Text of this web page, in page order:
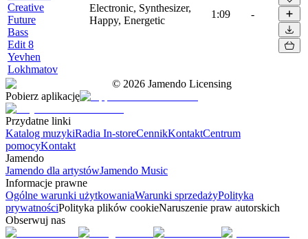
Creative
Future
Bass
Edit 8
Yevhen
Lokhmatov
Electronic, Synthesizer,
Happy, Energetic
1:09 -
© 2026 Jamendo Licensing
Pobierz aplikację
Przydatne linki
Katalog muzykiRadia In-storeCennikKontaktCentrum
pomocyKontakt
Jamendo
Jamendo dla artystówJamendo Music
Informacje prawne
Ogólne warunki użytkowaniaWarunki sprzedażyPolityka
prywatnościPolityka plików cookieNaruszenie praw autorskich
Obserwuj nas